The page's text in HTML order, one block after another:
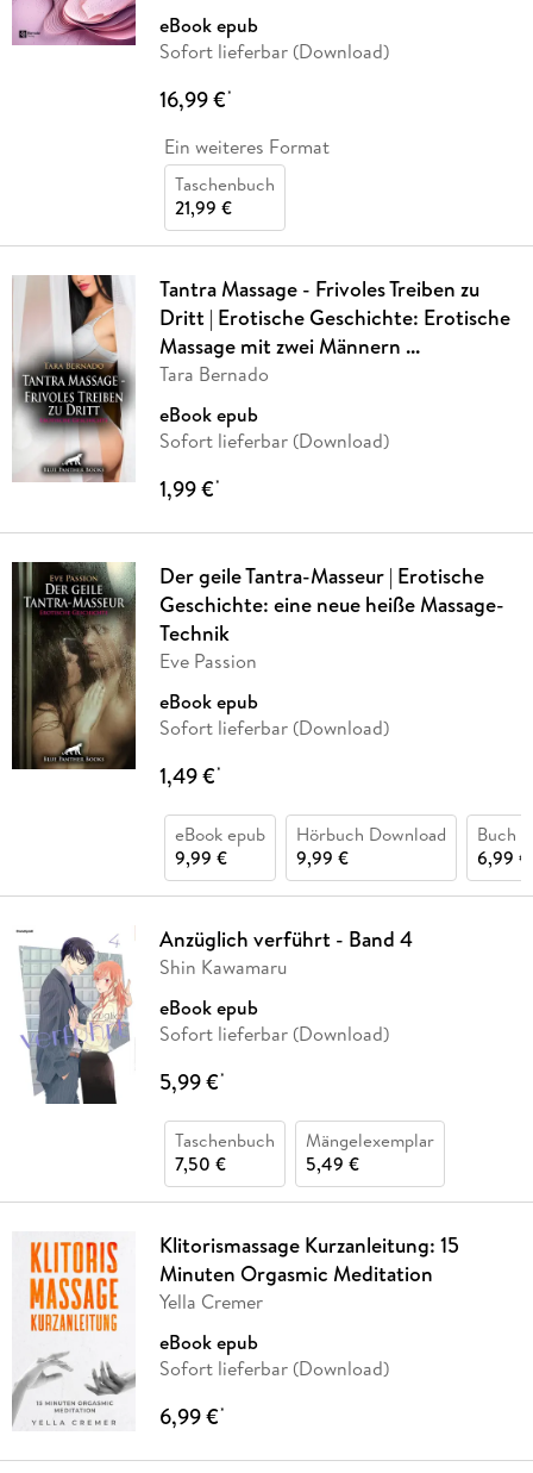
eBook epub
Sofort lieferbar (Download)
16,99 €*
Ein weiteres Format
Taschenbuch
21,99 €
Tantra Massage - Frivoles Treiben zu
Dritt | Erotische Geschichte: Erotische
Massage mit zwei Männern ...
Tara Bernado
eBook epub
Sofort lieferbar (Download)
1,99 €*
Der geile Tantra-Masseur | Erotische
Geschichte: eine neue heiße Massage-
Technik
Eve Passion
eBook epub
Sofort lieferbar (Download)
1,49 €*
eBook epub
9,99 €
Hörbuch Download
9,99 €
Buch
6,99 €
Anzüglich verführt - Band 4
Shin Kawamaru
eBook epub
Sofort lieferbar (Download)
5,99 €*
Taschenbuch
7,50 €
Mängelexemplar
5,49 €
Klitorismassage Kurzanleitung: 15
Minuten Orgasmic Meditation
Yella Cremer
eBook epub
Sofort lieferbar (Download)
6,99 €*